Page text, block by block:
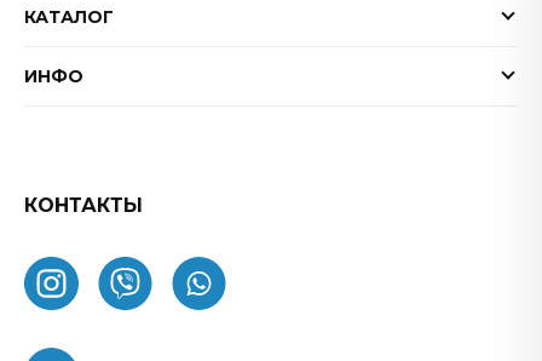
КАТАЛОГ
Электрогитары
Процессоры эффектов
Усилители
Комбоусилители
ИНФО
Обмен и возврат товара
Как заказать
О нас
КОНТАКТЫ